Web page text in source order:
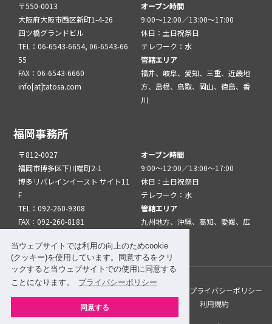
当ウェブサイトでは利用の向上のためcookie
(クッキー)を使用しています。同意するをクリ
ックすると当ウェブサイトでの使用に同意する
ことになります。
プライバシーポリシー
同意する
〒550-0013
大阪府大阪市西区新町1-4-26
四ツ橋グランドビル
TEL：06-6543-6654, 06-6543-66
55
FAX：06-6543-6660
info[at]tatosa.com
オープン時間
9:00～12:00／13:00～17:00
休日：土日祝祭日
テレワーク：水
管轄エリア
福井、岐阜、愛知、三重、近畿地
方、島根、鳥取、岡山、徳島、香
川
福岡事務所
〒812-0027
福岡市博多区下川端町2-1
博多リバレインイースト サイト11
F
TEL：092-260-9308
FAX：092-260-8181
オープン時間
9:00～12:00／13:00～17:00
休日：土日祝祭日
テレワーク：水
管轄エリア
九州地方、沖縄、高知、愛媛、広
このサイトについて
プライバシーポリシー
サイトマップ
関係機関・団体について 利用規約